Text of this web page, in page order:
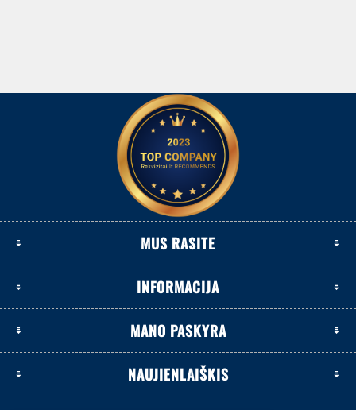
MUS RASITE
INFORMACIJA
MANO PASKYRA
NAUJIENLAIŠKIS